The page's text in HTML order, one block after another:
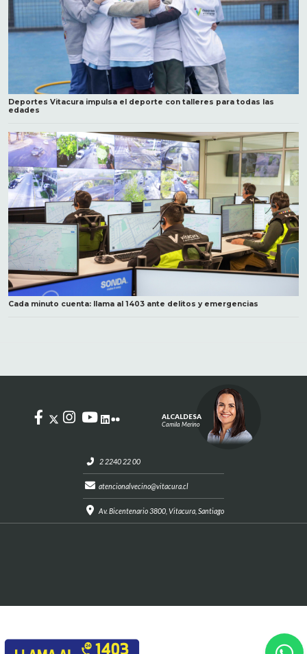
Deportes Vitacura impulsa el deporte con talleres para todas las
edades
Cada minuto cuenta: llama al 1403 ante delitos y emergencias
2 2240 22 00
atencionalvecino@vitacura.cl
Av. Bicentenario 3800, Vitacura, Santiago
ALCALDESA
Camila Merino